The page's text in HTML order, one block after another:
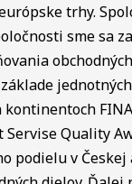
trhy.
sme sa
Quality
podielu v